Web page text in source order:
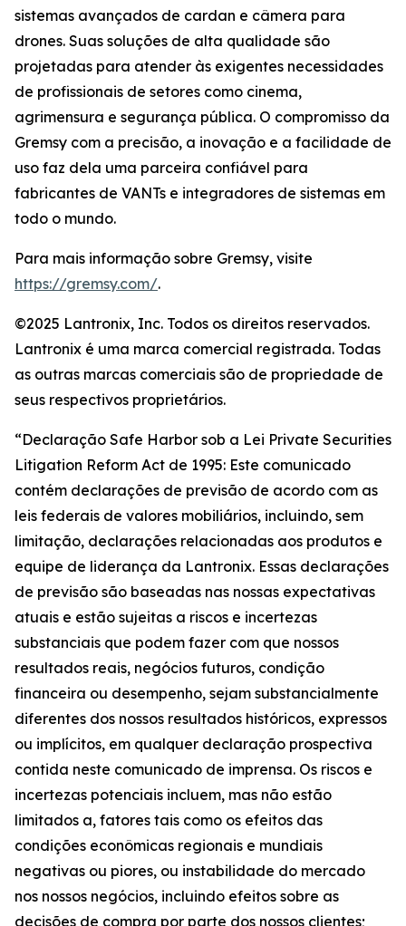
sistemas avançados de cardan e câmera para
drones. Suas soluções de alta qualidade são
projetadas para atender às exigentes necessidades
de profissionais de setores como cinema,
agrimensura e segurança pública. O compromisso da
Gremsy com a precisão, a inovação e a facilidade de
uso faz dela uma parceira confiável para
fabricantes de VANTs e integradores de sistemas em
todo o mundo.
Para mais informação sobre Gremsy, visite
https://gremsy.com/.
©2025 Lantronix, Inc. Todos os direitos reservados.
Lantronix é uma marca comercial registrada. Todas
as outras marcas comerciais são de propriedade de
seus respectivos proprietários.
“Declaração Safe Harbor sob a Lei Private Securities
Litigation Reform Act de 1995: Este comunicado
contém declarações de previsão de acordo com as
leis federais de valores mobiliários, incluindo, sem
limitação, declarações relacionadas aos produtos e
equipe de liderança da Lantronix. Essas declarações
de previsão são baseadas nas nossas expectativas
atuais e estão sujeitas a riscos e incertezas
substanciais que podem fazer com que nossos
resultados reais, negócios futuros, condição
financeira ou desempenho, sejam substancialmente
diferentes dos nossos resultados históricos, expressos
ou implícitos, em qualquer declaração prospectiva
contida neste comunicado de imprensa. Os riscos e
incertezas potenciais incluem, mas não estão
limitados a, fatores tais como os efeitos das
condições econômicas regionais e mundiais
negativas ou piores, ou instabilidade do mercado
nos nossos negócios, incluindo efeitos sobre as
decisões de compra por parte dos nossos clientes;